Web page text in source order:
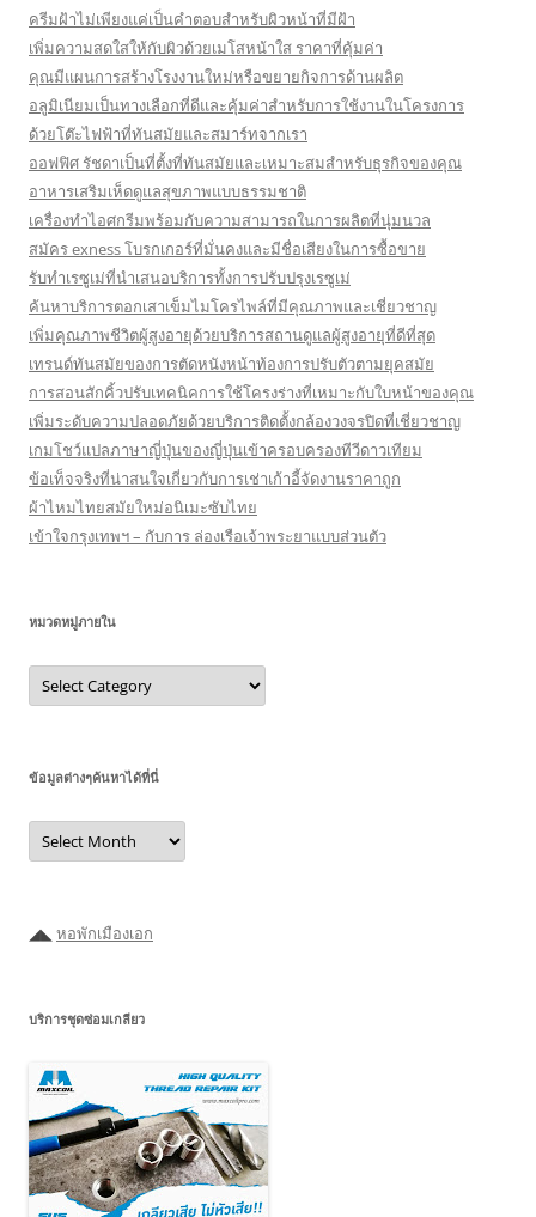
ครีมฝ้าไม่เพียงแค่เป็นคำตอบสำหรับผิวหน้าที่มีฝ้า
เพิ่มความสดใสให้กับผิวด้วยเมโสหน้าใส ราคาที่คุ้มค่า
คุณมีแผนการสร้างโรงงานใหม่หรือขยายกิจการด้านผลิต
อลูมิเนียมเป็นทางเลือกที่ดีและคุ้มค่าสำหรับการใช้งานในโครงการ
ด้วยโต๊ะไฟฟ้าที่ทันสมัยและสมาร์ทจากเรา
ออฟฟิศ รัชดาเป็นที่ตั้งที่ทันสมัยและเหมาะสมสำหรับธุรกิจของคุณ
อาหารเสริมเห็ดดูแลสุขภาพแบบธรรมชาติ
เครื่องทำไอศกรีมพร้อมกับความสามารถในการผลิตที่นุ่มนวล
สมัคร exness โบรกเกอร์ที่มั่นคงและมีชื่อเสียงในการซื้อขาย
รับทำเรซูเม่ที่นำเสนอบริการทั้งการปรับปรุงเรซูเม่
ค้นหาบริการตอกเสาเข็มไมโครไพล์ที่มีคุณภาพและเชี่ยวชาญ
เพิ่มคุณภาพชีวิตผู้สูงอายุด้วยบริการสถานดูแลผู้สูงอายุที่ดีที่สุด
เทรนด์ทันสมัยของการตัดหนังหน้าท้องการปรับตัวตามยุคสมัย
การสอนสักคิ้วปรับเทคนิคการใช้โครงร่างที่เหมาะกับใบหน้าของคุณ
เพิ่มระดับความปลอดภัยด้วยบริการติดตั้งกล้องวงจรปิดที่เชี่ยวชาญ
เกมโชว์แปลภาษาญี่ปุ่นของญี่ปุ่นเข้าครอบครองทีวีดาวเทียม
ข้อเท็จจริงที่น่าสนใจเกี่ยวกับการเช่าเก้าอี้จัดงานราคาถูก
ผ้าไหมไทยสมัยใหม่อนิเมะซับไทย
เข้าใจกรุงเทพฯ – กับการ ล่องเรือเจ้าพระยาแบบส่วนตัว
หมวดหมู่ภายใน
หมวด
หมู่
ภายใน
ข้อมูลต่างๆค้นหาได้ที่นี่
ข้อมูล
ต่างๆ
ค้นหา
◢◣ หอพักเมืองเอก
บริการชุดซ่อมเกลียว